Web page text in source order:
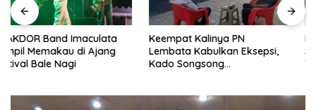
Keempat Kalinya PN
Lembata Kabulkan Eksepsi,
Kado Songsong
Lepas Persebata U-17 ke
Soeratin Cup, Wakil Bupati
Titip Harapan dan Harga Diri